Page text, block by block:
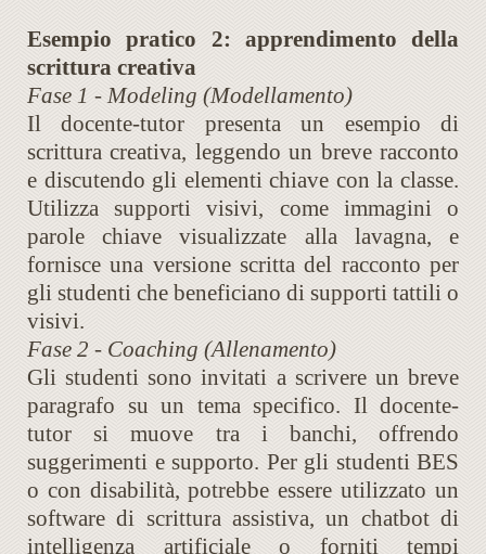
Esempio pratico 2: apprendimento della
scrittura creativa
Fase 1 - Modeling (Modellamento)
Il docente-tutor presenta un esempio di
scrittura creativa, leggendo un breve racconto
e discutendo gli elementi chiave con la classe.
Utilizza supporti visivi, come immagini o
parole chiave visualizzate alla lavagna, e
fornisce una versione scritta del racconto per
gli studenti che beneficiano di supporti tattili o
visivi.
Fase 2 - Coaching (Allenamento)
Gli studenti sono invitati a scrivere un breve
paragrafo su un tema specifico. Il docente-
tutor si muove tra i banchi, offrendo
suggerimenti e supporto. Per gli studenti BES
o con disabilità, potrebbe essere utilizzato un
software di scrittura assistiva, un chatbot di
intelligenza artificiale o forniti tempi